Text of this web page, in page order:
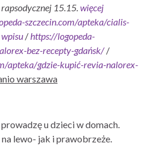
15.15. więcej
szczecin.com/apteka/cialis-
/ https://logopeda-
bez-recepty-gdańsk//
apteka/gdzie-kupić-revia-nalorex-
warszawa
u dzieci w domach.
lewo- jak i prawobrzeże.